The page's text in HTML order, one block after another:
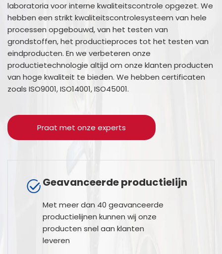
laboratoria voor interne kwaliteitscontrole opgezet. We
hebben een strikt kwaliteitscontrolesysteem van hele
processen opgebouwd, van het testen van
grondstoffen, het productieproces tot het testen van
eindproducten. En we verbeteren onze
productietechnologie altijd om onze klanten producten
van hoge kwaliteit te bieden. We hebben certificaten
zoals ISO9001, ISO14001, ISO45001.
Praat met onze experts
Geavanceerde productielijn
Met meer dan 40 geavanceerde
productielijnen kunnen wij onze
producten snel aan klanten
leveren